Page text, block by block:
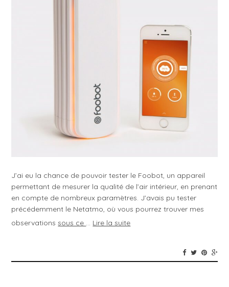
J’ai eu la chance de pouvoir tester le Foobot, un appareil
permettant de mesurer la qualité de l’air intérieur, en prenant
en compte de nombreux paramètres. J’avais pu tester
précédemment le Netatmo, où vous pourrez trouver mes
observationssous ce … Lire la suite